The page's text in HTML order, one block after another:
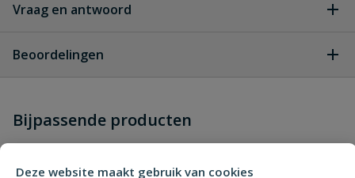
Deze website maakt gebruik van cookies
Vraag en antwoord
dit product?
Beoordelingen
Schrijf zelf een beoordeling
Bijpassende producten